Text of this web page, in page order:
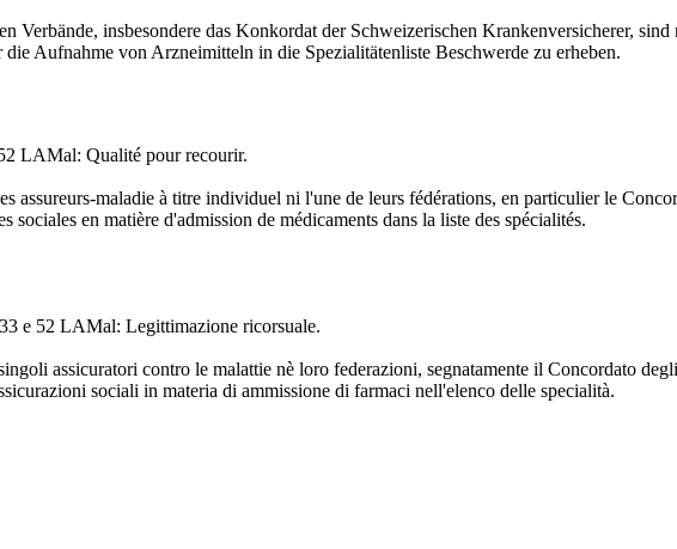
Verbände, insbesondere das Konkordat der Schweizerischen Krankenversicherer,
Aufnahme von Arzneimitteln in die Spezialitätenliste Beschwerde zu erheben.
LAMal: Qualité pour recourir.
assureurs-maladie à titre individuel ni l'une de leurs fédérations, en particulier le
sociales en matière d'admission de médicaments dans la liste des spécialités.
e 52 LAMal: Legittimazione ricorsuale.
assicuratori contro le malattie nè loro federazioni, segnatamente il Concordato
sociali in materia di ammissione di farmaci nell'elenco delle specialità.